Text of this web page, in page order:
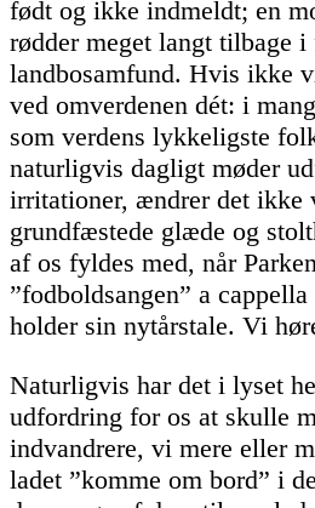
født og ikke indmeldt; en
rødder meget langt tilbage i
landbosamfund. Hvis ikke
ved omverdenen dét: i
som verdens lykkeligste
naturligvis dagligt møder
irritationer, ændrer det ikke
grundfæstede glæde og
af os fyldes med, når
”fodboldsangen” a
holder sin nytårstale. Vi
Naturligvis har det i lyset
udfordring for os at skulle
indvandrere, vi mere eller
ladet ”komme om bord” i